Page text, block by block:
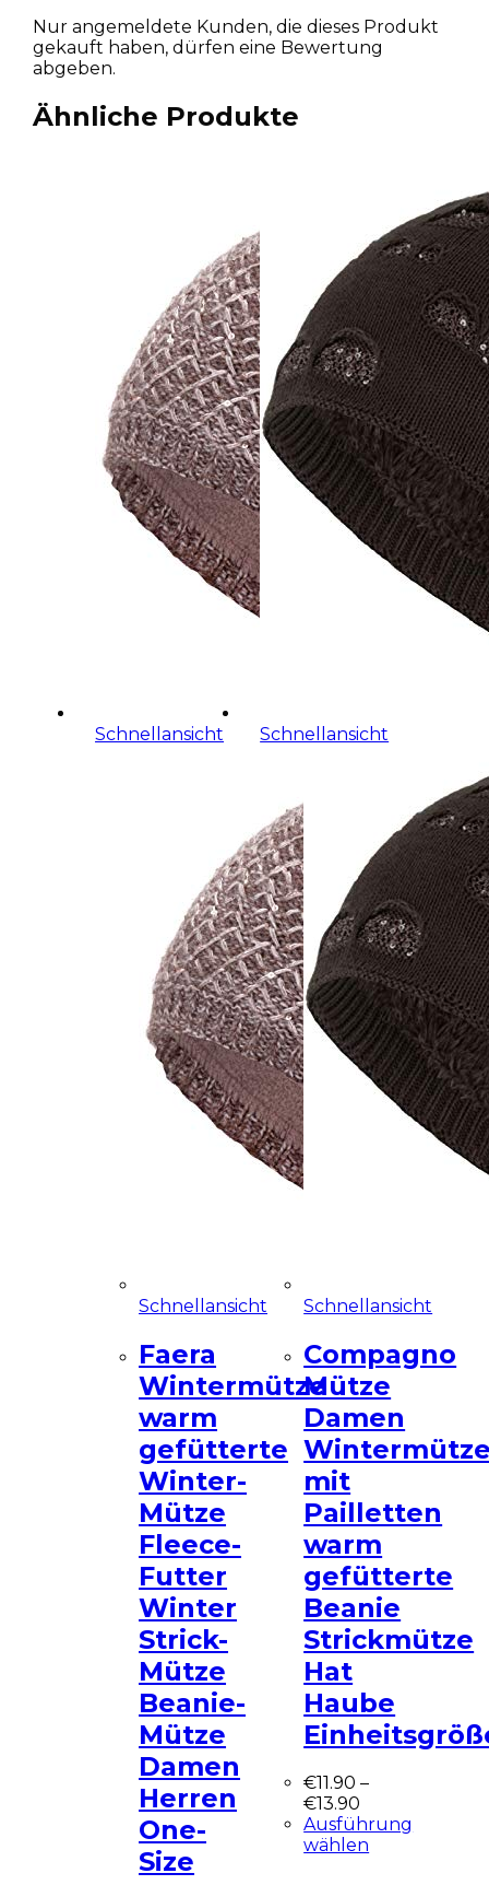
Nur angemeldete Kunden, die dieses Produkt
gekauft haben, dürfen eine Bewertung
abgeben.
Ähnliche Produkte
Schnellansicht
Schnellansicht
Faera
Wintermütze
warm
gefütterte
Winter-
Mütze
Fleece-
Futter
Winter
Strick-
Mütze
Beanie-
Mütze
Damen
Herren
One-
Size
Schnellansicht
Schnellansicht
Compagno
Mütze
Damen
mit
Pailletten
warm
gefütterte
Beanie
Strickmütze
Hat
Haube
€11.90 –
€13.90
Ausführung
wählen